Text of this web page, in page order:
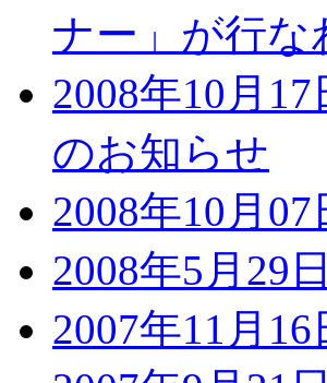
ナー」が行
2008年10月
のお知らせ
2008年10月
2008年5月29
2007年11月